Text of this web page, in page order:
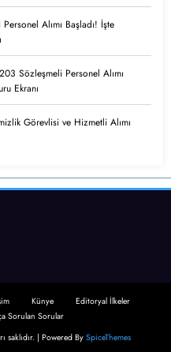
Alımı Başladı! İşte
Sözleşmeli Personel Alımı
Ekranı
Görevlisi ve Hizmetli Alımı
Künye
Editoryal İlkeler
Sorulan Sorular
| Powered By SpiceThemes